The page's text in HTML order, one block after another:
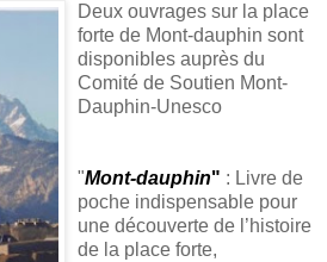
Deux ouvrages sur la place
forte de Mont-dauphin sont
disponibles auprès du
Comité de Soutien Mont-
Dauphin-Unesco
"Mont-dauphin" : Livre de
poche indispensable pour
une découverte de l’histoire
de la place forte,